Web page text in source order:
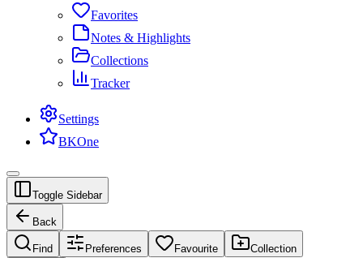
Favorites
Notes & Highlights
Collections
Tracker
Settings
BKOne
Toggle Sidebar
Back
Find Preferences Favourite Collection